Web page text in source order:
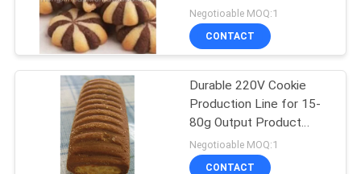
Machine
encroûtante de
nourriture
Negotioable MOQ:1
CONTACT
Durable 220V Cookie
Production Line for 15-
80g Output Product
Weight in Hot Demand
Negotioable MOQ:1
CONTACT